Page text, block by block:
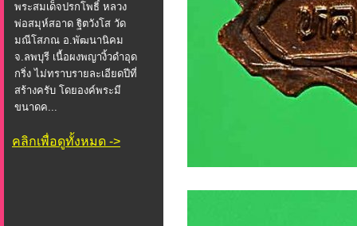
พระสมเด็จปรกโพธิ์ หลวง
พ่อสมุห์สอาด ฐิตวังโส วัด
มณีโสภณ อ.พัฒนานิคม
จ.ลพบุรี เนื้อผงพญางิ้วดำอุด
กริ่ง ไม่ทราบรายละเอียดปีที่
สร้างครับ โดยองค์พระมี
ขนาดค...
คลิกเพื่อดูทั้งหมด ->